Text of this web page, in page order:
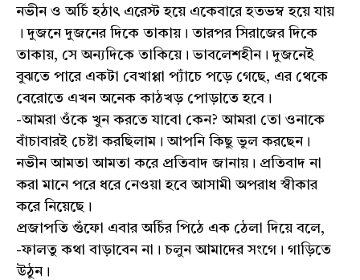
নভীন ও অর্চি হঠাৎ এরেস্ট হয়ে একেবারে হতভম্ব হয়ে যায়
। দুজনে দুজনের দিকে তাকায়। তারপর সিরাজের দিকে
তাকায়, সে অন্যদিকে তাকিয়ে। ভাবলেশহীন। দুজনেই
বুঝতে পারে একটা বেখাপ্পা প্যাঁচে পড়ে গেছে, এর থেকে
বেরোতে এখন অনেক কাঠখড় পোড়াতে হবে।
-আমরা ওঁকে খুন করতে যাবো কেন? আমরা তো ওনাকে
বাঁচাবারই চেষ্টা করছিলাম। আপনি কিছু ভুল করছেন।
নভীন আমতা আমতা করে প্রতিবাদ জানায়। প্রতিবাদ না
করা মানে পরে ধরে নেওয়া হবে আসামী অপরাধ স্বীকার
করে নিয়েছে।
প্রজাপতি গুঁফো এবার অর্চির পিঠে এক ঠেলা দিয়ে বলে,
-ফালতু কথা বাড়াবেন না। চলুন আমাদের সংগে। গাড়িতে
উঠুন।